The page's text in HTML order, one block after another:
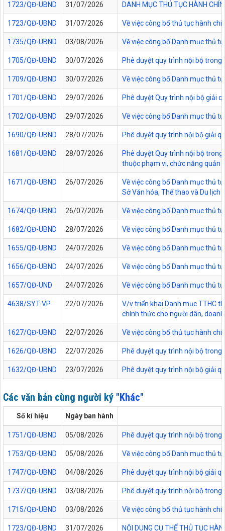
1723/QĐ-UBND 31/07/2026 DANH MỤC THỦ TỤC HÀNH
1723/QĐ-UBND 31/07/2026 Về việc công bố thủ tục hành
1735/QĐ-UBND 03/08/2026 Về việc công bố Danh mục thủ
1705/QĐ-UBND 30/07/2026 Phê duyệt quy trình nội bộ
1709/QĐ-UBND 30/07/2026 Về việc công bố Danh mục thủ
1701/QĐ-UBND 29/07/2026 Phê duyệt Quy trình nội bộ giải
1702/QĐ-UBND 29/07/2026 Về việc công bố Danh mục thủ
1690/QĐ-UBND 28/07/2026 Phê duyệt quy trình nội bộ giải
1681/QĐ-UBND 28/07/2026
Phê duyệt Quy trình nội bộ
thuộc phạm vi, chức năng quản
1671/QĐ-UBND 26/07/2026
Về việc công bố Danh mục thủ
Sở Văn hóa, Thể thao và Du lịch
1674/QĐ-UBND 26/07/2026 Về việc công bố Danh mục thủ
1682/QĐ-UBND 28/07/2026 Về việc công bố Danh mục thủ
1655/QĐ-UBND 24/07/2026 Về việc công bố Danh mục thủ
1656/QĐ-UBND 24/07/2026 Về việc công bố Danh mục thủ
1657/QĐ-UND 24/07/2026 Về việc công bố Danh mục thủ
4638/SYT-VP 22/07/2026
V/v triển khai Danh mục TTHC
chính thức cho người dân,
1627/QĐ-UBND 22/07/2026 Về việc công bố thủ tục hành
1626/QĐ-UBND 22/07/2026 Phê duyệt quy trình nội bộ trong
1632/QĐ-UBND 23/07/2026 Phê duyệt quy trình nội bộ giải
Các văn bản cùng người ký "Khác"
Số kí hiệu Ngày ban hành
1751/QĐ-UBND 05/08/2026 Phê duyệt quy trình nội bộ
1753/QĐ-UBND 05/08/2026 Về việc công bố Danh mục thủ
1747/QĐ-UBND 04/08/2026 Phê duyệt quy trình nội bộ giải
1737/QĐ-UBND 03/08/2026 Phê duyệt quy trình nội bộ
1715/QĐ-UBND 03/08/2026 Về việc công bố thủ tục hành
1723/QĐ-UBND 31/07/2026 NỘI DUNG CỤ THỂ THỦ TỤC